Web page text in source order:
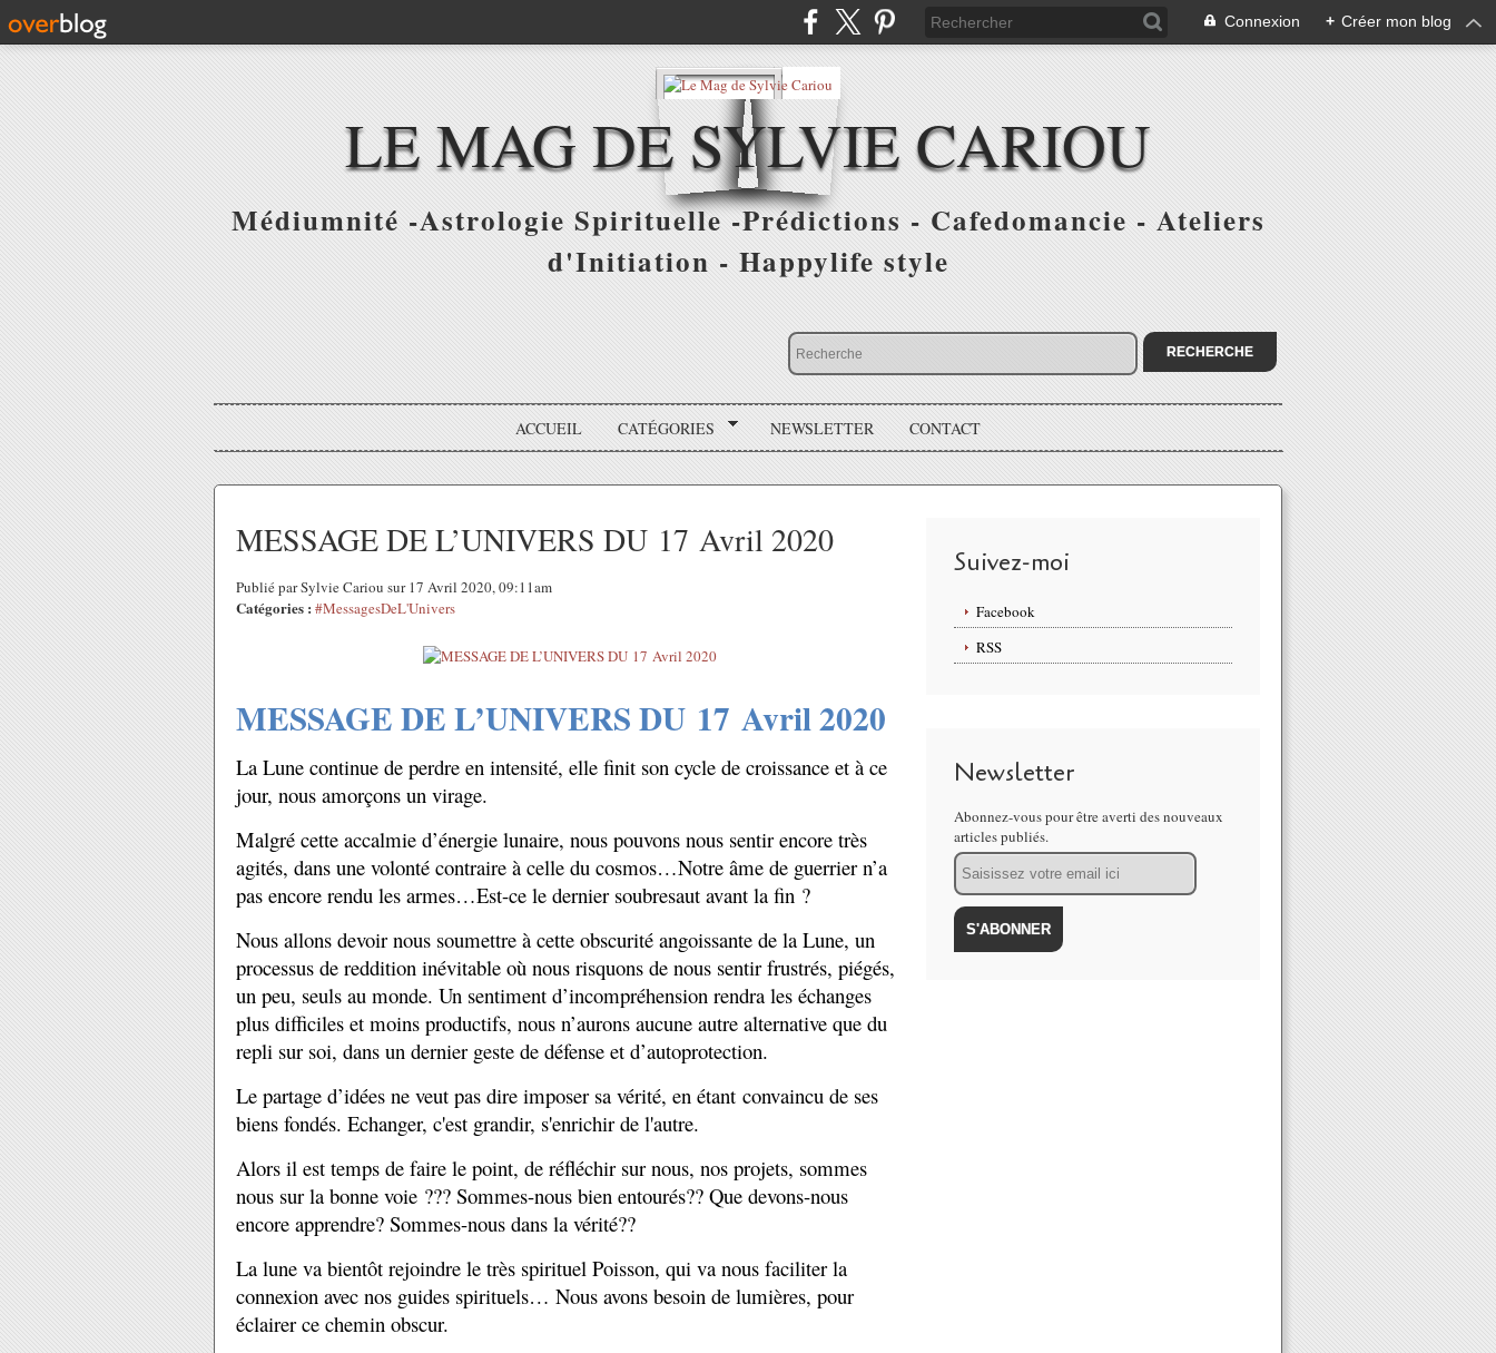
Connexion + Créer mon blog
LE MAG DE SYLVIE CARIOU
Médiumnité -Astrologie Spirituelle -Prédictions - Cafedomancie - Ateliers
d'Initiation - Happylife style
ACCUEIL CATÉGORIES NEWSLETTER CONTACT
MESSAGE DE L’UNIVERS DU 17 Avril 2020
Publié par Sylvie Cariou sur 17 Avril 2020, 09:11am
Catégories : #MessagesDeL'Univers
MESSAGE DE L’UNIVERS DU 17 Avril 2020
La Lune continue de perdre en intensité, elle finit son cycle de croissance et à ce
jour, nous amorçons un virage.
Malgré cette accalmie d’énergie lunaire, nous pouvons nous sentir encore très
agités, dans une volonté contraire à celle du cosmos…Notre âme de guerrier n’a
pas encore rendu les armes…Est-ce le dernier soubresaut avant la fin ?
Nous allons devoir nous soumettre à cette obscurité angoissante de la Lune, un
processus de reddition inévitable où nous risquons de nous sentir frustrés, piégés,
un peu, seuls au monde. Un sentiment d’incompréhension rendra les échanges
plus difficiles et moins productifs, nous n’aurons aucune autre alternative que du
repli sur soi, dans un dernier geste de défense et d’autoprotection.
Le partage d’idées ne veut pas dire imposer sa vérité, en étant convaincu de ses
biens fondés. Echanger, c'est grandir, s'enrichir de l'autre.
Alors il est temps de faire le point, de réfléchir sur nous, nos projets, sommes
nous sur la bonne voie ??? Sommes-nous bien entourés?? Que devons-nous
encore apprendre? Sommes-nous dans la vérité??
La lune va bientôt rejoindre le très spirituel Poisson, qui va nous faciliter la
connexion avec nos guides spirituels… Nous avons besoin de lumières, pour
éclairer ce chemin obscur.
Suivez-moi
Facebook
RSS
Newsletter
Abonnez-vous pour être averti des nouveaux
articles publiés.
Email